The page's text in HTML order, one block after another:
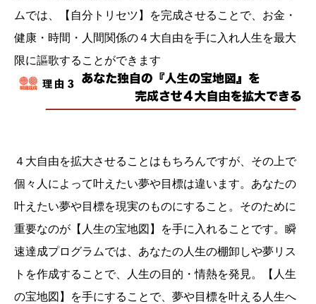
ムでは、【自分トリセツ】を完成させることで、お金・
健康・時間・人間関係の４大自由を手に入れ人生を最大
限に謳歌することができます
４大自由を拡大させることはもちろんですが、その上で
個々人によって叶えたい夢や目標は違います。あなたの
叶えたい夢や目標を現実のものにすること。そのために
重要なのが【人生の宝地図】を手に入れることです。瞬
速達成プログラムでは、あなたの人生の棚卸しや夢リス
トを作成することで、人生の目的・情熱を発見。【人生
の宝地図】を手にすることで、夢や目標を叶える人生へ